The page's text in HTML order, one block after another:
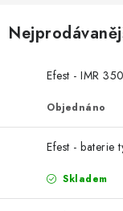
BÁZE
E-CIGARETY
NIKOTINOVÉ SÁČKY
Efest - IMR
Objednáno
Efest -
Skladem